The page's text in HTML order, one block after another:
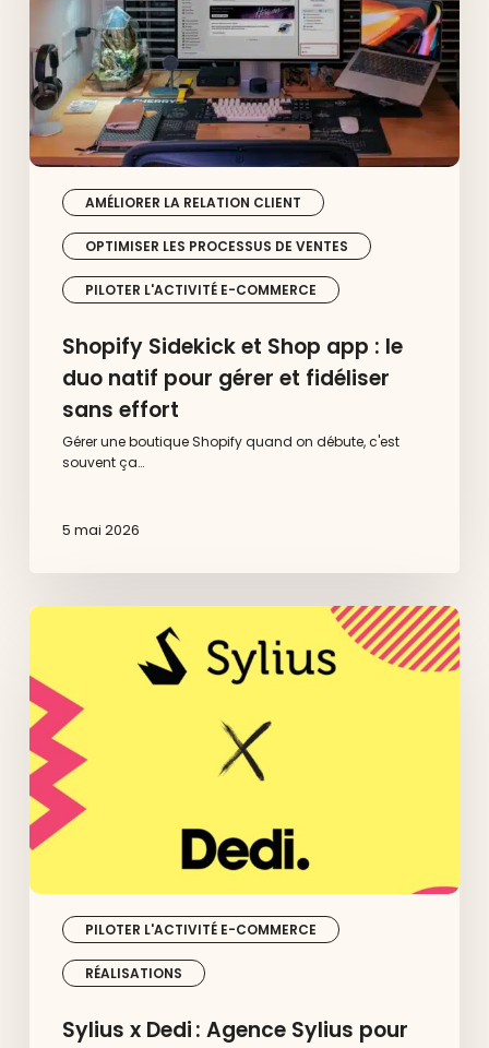
AMÉLIORER LA RELATION CLIENT
OPTIMISER LES PROCESSUS DE VENTES
PILOTER L'ACTIVITÉ E-COMMERCE
natif
pour
gérer
et
fidéliser
sans
Shopify Sidekick et Shop app : le
duo natif pour gérer et fidéliser
sans effort
Gérer une boutique Shopify quand on débute, c'est
souvent ça…
5 mai 2026
PILOTER L'ACTIVITÉ E-COMMERCE
RÉALISATIONS
Sylius
Agence
Sylius
pour
sites
e-
commerce
sur-
mesure
Sylius x Dedi : Agence Sylius pour